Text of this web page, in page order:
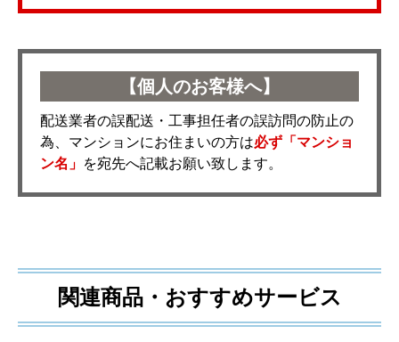
【個人のお客様へ】
配送業者の誤配送・工事担任者の誤訪問の防止の
為、マンションにお住まいの方は必ず「マンショ
ン名」 を宛先へ記載お願い致します。
関連商品・おすすめサービス